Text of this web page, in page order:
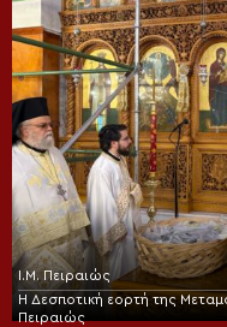
Ι.Μ. Πειραιώς
Η Δεσποτική εορτή της
Πειραιώς